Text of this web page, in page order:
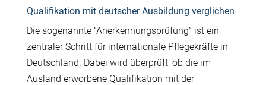
Qualifikation mit deutscher Ausbildung verglichen
Die sogenannte “Anerkennungsprüfung” ist ein
zentraler Schritt für internationale Pflegekräfte in
Deutschland. Dabei wird überprüft, ob die im
Ausland erworbene Qualifikation mit der